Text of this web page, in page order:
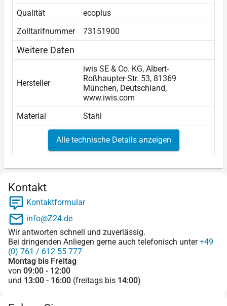
Qualität
ecoplus
Zolltarifnummer
73151900
Weitere Daten
Hersteller
iwis SE & Co. KG, Albert-
Roßhaupter-Str. 53, 81369
München, Deutschland,
www.iwis.com
Material
Stahl
Alle technische Details anzeigen
Kontakt
Kontaktformular
info@Z24.de
Wir antworten schnell und zuverlässig.
Bei dringenden Anliegen gerne auch telefonisch unter+49
(0) 761 / 612 55 777
Montag bis Freitag
von 09:00 - 12:00
und 13:00 - 16:00 (freitags bis 14:00)